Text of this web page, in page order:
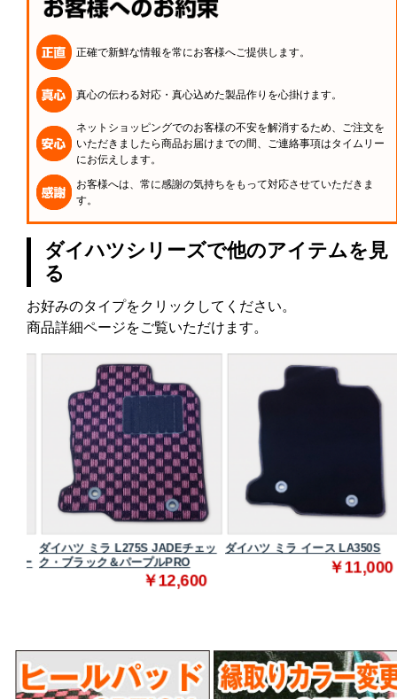
正確で新鮮な情報を常にお客様へご提供します。
真心の伝わる対応・真心込めた製品作りを心掛けます。
ネットショッピングでのお客様の不安を解消するため、ご注文を
いただきましたら商品お届けまでの間、ご連絡事項はタイムリー
にお伝えします。
お客様へは、常に感謝の気持ちをもって対応させていただきま
す。
ダイハツシリーズで他のアイテムを見
る
お好みのタイプをクリックしてください。
商品詳細ページをご覧いただけます。
ダイハツ ミラ L275S JADEチェッ
ク・ブラック＆パープルPRO
￥12,600
ダイハツ ミラ イース LA350S
￥11,000